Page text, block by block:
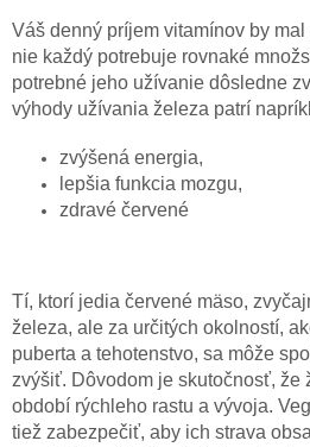
Váš denný príjem vitamínov by
nie každý potrebuje rovnaké
potrebné jeho užívanie dôsledne
výhody užívania železa patrí
zvýšená energia,
lepšia funkcia mozgu,
zdravé červené
Tí, ktorí jedia červené mäso,
železa, ale za určitých okolností,
puberta a tehotenstvo, sa môže
zvýšiť. Dôvodom je skutočnosť, že
období rýchleho rastu a vývoja.
tiež zabezpečiť, aby ich strava